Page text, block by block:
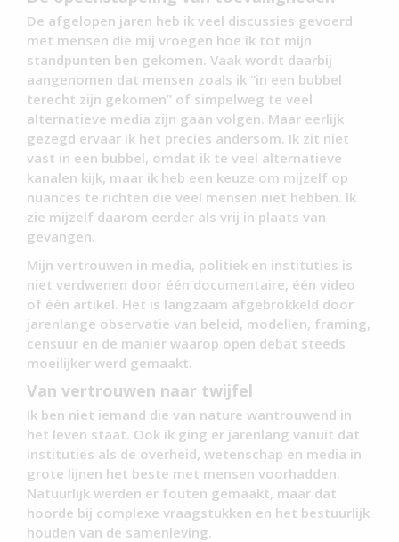
De afgelopen jaren heb ik veel discussies gevoerd
met mensen die mij vroegen hoe ik tot mijn
standpunten ben gekomen. Vaak wordt daarbij
aangenomen dat mensen zoals ik “in een bubbel
terecht zijn gekomen” of simpelweg te veel
alternatieve media zijn gaan volgen. Maar eerlijk
gezegd ervaar ik het precies andersom. Ik zit niet
vast in een bubbel, omdat ik te veel alternatieve
kanalen kijk, maar ik heb een keuze om mijzelf op
nuances te richten die veel mensen niet hebben. Ik
zie mijzelf daarom eerder als vrij in plaats van
gevangen.
Mijn vertrouwen in media, politiek en instituties is
niet verdwenen door één documentaire, één video
of één artikel. Het is langzaam afgebrokkeld door
jarenlange observatie van beleid, modellen, framing,
censuur en de manier waarop open debat steeds
moeilijker werd gemaakt.
Van vertrouwen naar twijfel
Ik ben niet iemand die van nature wantrouwend in
het leven staat. Ook ik ging er jarenlang vanuit dat
instituties als de overheid, wetenschap en media in
grote lijnen het beste met mensen voorhadden.
Natuurlijk werden er fouten gemaakt, maar dat
hoorde bij complexe vraagstukken en het bestuurlijk
houden van de samenleving.